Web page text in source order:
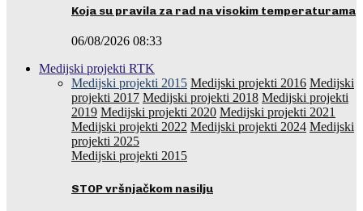
Koja su pravila za rad na visokim temperaturama
06/08/2026 08:33
Medijski projekti RTK
Medijski projekti 2015 Medijski projekti 2016 Medijski
projekti 2017 Medijski projekti 2018 Medijski projekti
2019 Medijski projekti 2020 Medijski projekti 2021
Medijski projekti 2022 Medijski projekti 2024 Medijski
projekti 2025
Medijski projekti 2015
STOP vršnjačkom nasilju